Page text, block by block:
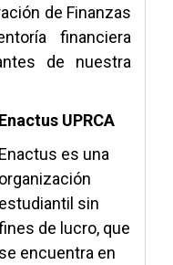
de Finanzas
financiera
de nuestra
Enactus UPRCA
Enactus es una
organización
estudiantil sin
de lucro, que
se encuentra en